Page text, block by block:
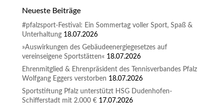
Neueste Beiträge
#pfalzsport-Festival: Ein Sommertag voller Sport, Spaß &
Unterhaltung 18.07.2026
»Auswirkungen des Gebäudeenergiegesetzes auf
vereinseigene Sportstätten« 18.07.2026
Ehrenmitglied & Ehrenpräsident des Tennisverbandes Pfalz
Wolfgang Eggers verstorben 18.07.2026
Sportstiftung Pfalz unterstützt HSG Dudenhofen-
Schifferstadt mit 2.000 € 17.07.2026